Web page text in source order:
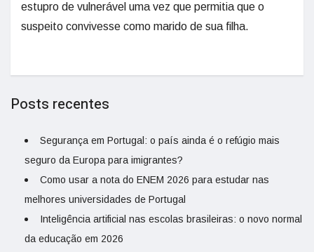
estupro de vulnerável uma vez que permitia que o
suspeito convivesse como marido de sua filha.
Posts recentes
Segurança em Portugal: o país ainda é o refúgio mais
seguro da Europa para imigrantes?
Como usar a nota do ENEM 2026 para estudar nas
melhores universidades de Portugal
Inteligência artificial nas escolas brasileiras: o novo normal
da educação em 2026